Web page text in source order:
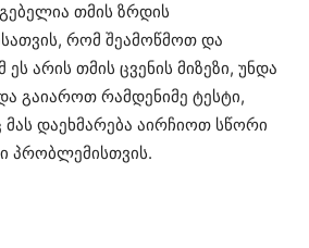
თმის ზრდის
რომ შეამოწმოთ და
არის თმის ცვენის მიზეზი, უნდა
გაიაროთ რამდენიმე ტესტი,
დაეხმარება აირჩიოთ სწორი
პრობლემისთვის.